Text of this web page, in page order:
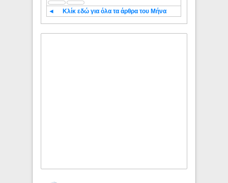
◄ Κλίκ εδώ για όλα τα άρθρα του Μήνα